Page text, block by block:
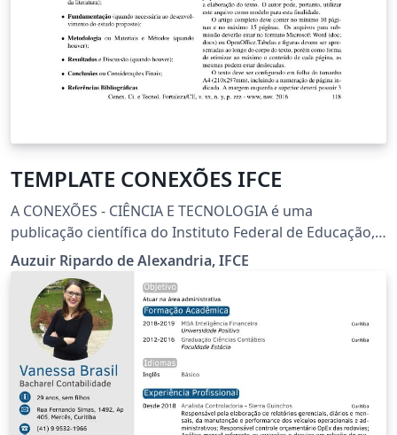
TEMPLATE CONEXÕES IFCE
A CONEXÕES - CIÊNCIA E TECNOLOGIA é uma
publicação científica do Instituto Federal de Educação,
Ciência e Tecnologia do Ceará (IFCE) que tem como
objetivo publicar artigos que contribuam para o estudo
de temas interdisciplinares e áreas afins. O periódico
recebe contribuições em português e inglês. A Revista
CONEXÕES - CIÊNCIA E TECNOLOGIA é indexada nas
seguintes bases: Sistema eletrônico de editoração de
revistas do IBICT (SEER) e no LATINDEX –
http://www.latindex.unam.mx ISSN 1982-176X (versão
impressa) ISSN 2176-0144 (versão on-line)
Auzuir Ripardo de Alexandria, IFCE